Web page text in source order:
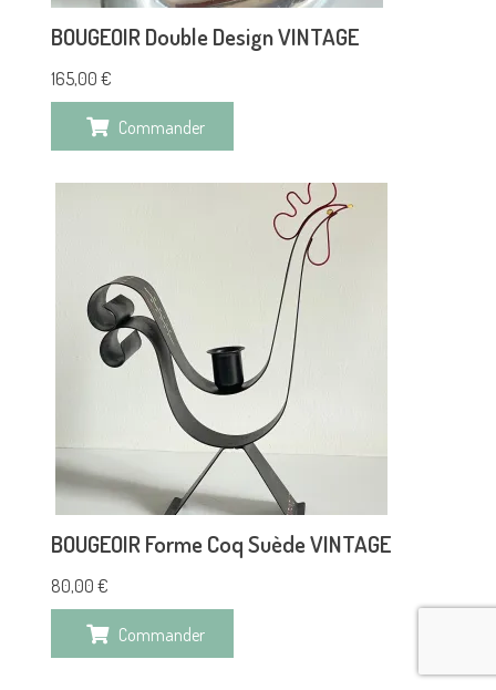
BOUGEOIR Double Design VINTAGE
165,00 €
Commander
BOUGEOIR Forme Coq Suède VINTAGE
80,00 €
Commander